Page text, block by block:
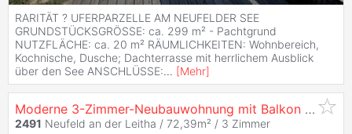
RARITÄT ? UFERPARZELLE AM NEUFELDER SEE
GRUNDSTÜCKSGRÖSSE: ca. 299 m² - Pachtgrund
NUTZFLÄCHE: ca. 20 m² RÄUMLICHKEITEN: Wohnbereich,
Kochnische, Dusche; Dachterrasse mit herrlichem Ausblick
über den See ANSCHLÜSSE:... [Mehr]
Moderne 3-Zimmer-Neubauwohnung mit Balkon & Seenähe – Wohnen nahe dem Neufelder See
2491 Neufeld an der Leitha / 72,39m² / 3 Zimmer